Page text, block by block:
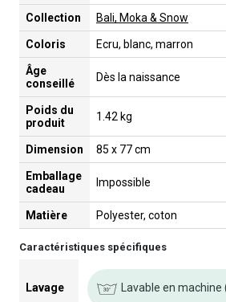
Collection Bali, Moka & Snow
Coloris Ecru, blanc, marron
Âge
conseillé
Dès la naissance
Poids du
produit
1.42 kg
Dimension 85 x 77 cm
Emballage
cadeau
Impossible
Matière Polyester, coton
Caractéristiques spécifiques
Lavage Lavable en machine